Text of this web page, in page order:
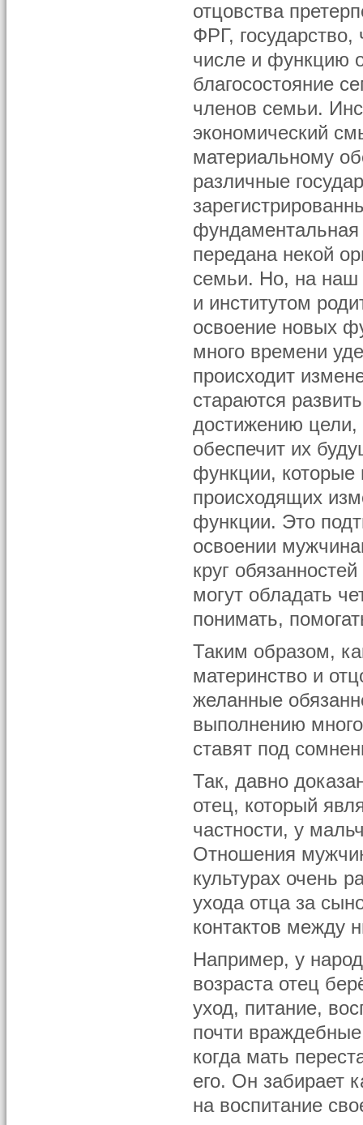
отцовства
ФРГ,
числе и функцию
благосостояние
членов семьи.
экономический
материальному
различные
передана некой
семьи. Но, на наш
и институтом
освоение новых
много времени
происходит
стараются
достижению цели,
обеспечит их
функции,
происходящих
функции. Это
освоении
круг
могут обладать
понимать,
Таким образом,
материнство и
желанные
выполнению
ставят под
Так, давно
отец, который
частности, у
Отношения
культурах очень
ухода отца за
контактов между
Например, у
возраста отец
уход, питание,
почти
когда мать
его. Он забирает
на воспитание